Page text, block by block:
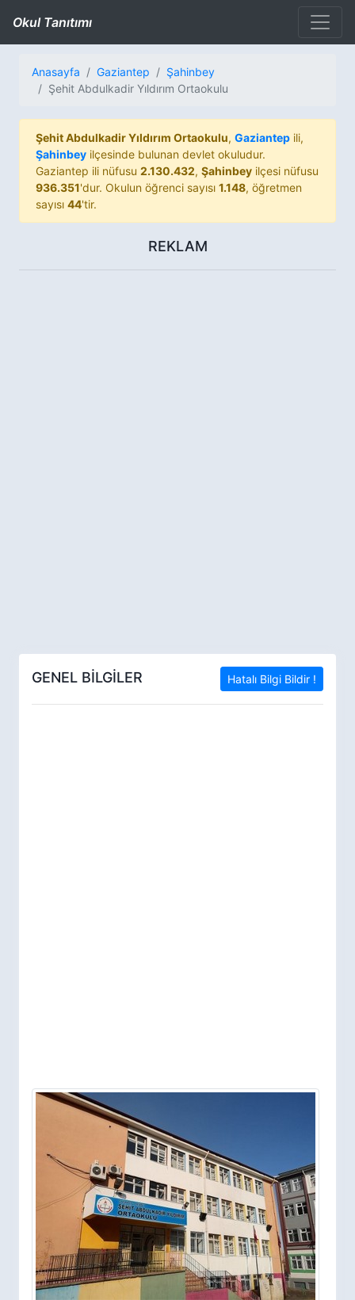
Okul Tanıtımı
Anasayfa Gaziantep
Şahinbey
Şehit Abdulkadir Yıldırım Ortaokulu
Şehit Abdulkadir Yıldırım Ortaokulu, Gaziantep ili,
Şahinbey ilçesinde bulunan devlet okuludur.
Gaziantep ili nüfusu 2.130.432, Şahinbey ilçesi nüfusu
936.351'dur. Okulun öğrenci sayısı 1.148, öğretmen
sayısı 44'tir.
REKLAM
GENEL BİLGİLER Hatalı Bilgi Bildir !